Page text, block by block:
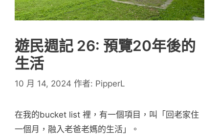
遊民週記 26: 預覽20年後的
生活
10 月 14, 2024 作者: PipperL
在我的bucket list 裡，有一個項目，叫「回老家住
一個月，融入老爸老媽的生活」。